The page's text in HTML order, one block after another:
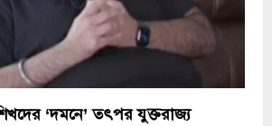
‘দমনে’ তৎপর যুক্তরাজ্য